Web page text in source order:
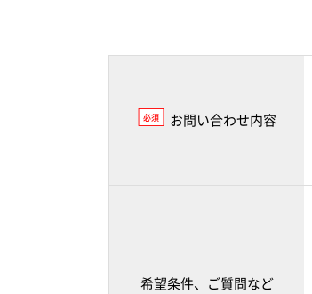
必須 お問い合わせ内容
希望条件、ご質問など